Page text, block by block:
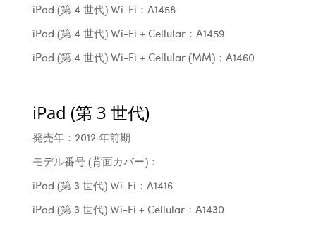
iPad (第 4 世代) Wi-Fi：A1458
iPad (第 4 世代) Wi-Fi + Cellular：A1459
iPad (第 4 世代) Wi-Fi + Cellular (MM)：A1460
iPad (第 3 世代)
発売年：2012 年前期
モデル番号 (背面カバー)：
iPad (第 3 世代) Wi-Fi：A1416
iPad (第 3 世代) Wi-Fi + Cellular：A1430